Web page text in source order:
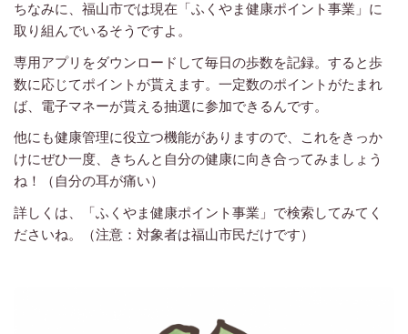
ちなみに、福山市では現在「ふくやま健康ポイント事業」に
取り組んでいるそうですよ。
専用アプリをダウンロードして毎日の歩数を記録。すると歩
数に応じてポイントが貰えます。一定数のポイントがたまれ
ば、電子マネーが貰える抽選に参加できるんです。
他にも健康管理に役立つ機能がありますので、これをきっか
けにぜひ一度、きちんと自分の健康に向き合ってみましょう
ね！（自分の耳が痛い）
詳しくは、「ふくやま健康ポイント事業」で検索してみてく
ださいね。（注意：対象者は福山市民だけです）